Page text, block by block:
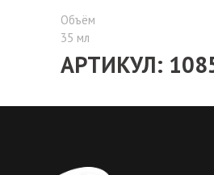
Объём
35 мл
АРТИКУЛ: